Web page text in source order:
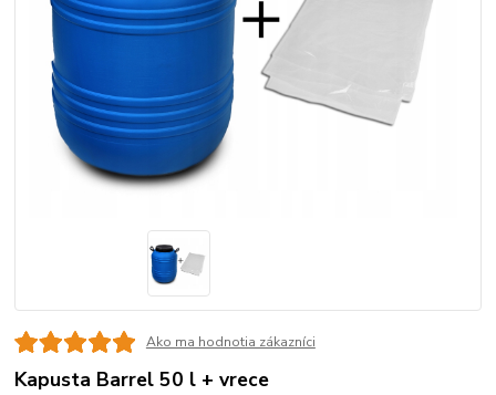
Ako ma hodnotia zákazníci
Kapusta Barrel 50 l + vrece